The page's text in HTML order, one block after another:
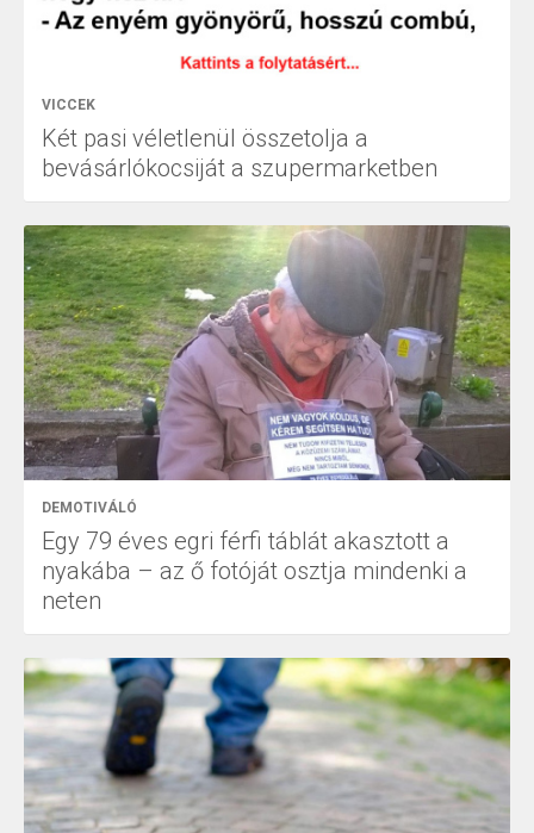
VICCEK
Két pasi véletlenül összetolja a
bevásárlókocsiját a szupermarketben
DEMOTIVÁLÓ
Egy 79 éves egri férfi táblát akasztott a
nyakába – az ő fotóját osztja mindenki a
neten